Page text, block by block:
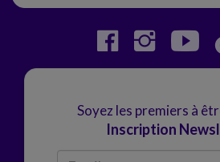
Soyez les premiers à
Inscription